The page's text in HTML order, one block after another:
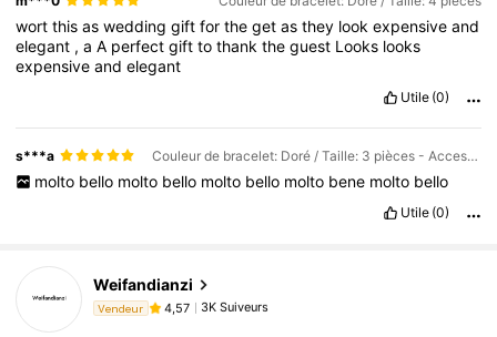
wortthisasweddinggiftforthegetasthey lookexpensiveand
elegant ,aA perfectgifttothanktheguest Looks looks
expensiveandelegant
Utile (0)
s***a Couleur de bracelet: Doré / Taille: 3 pièces - Accessoires
molto bello molto bello molto bello molto bene molto bello
Utile (0)
Weifandianzi
Vendeur 4,57
3K Suiveurs
f***0